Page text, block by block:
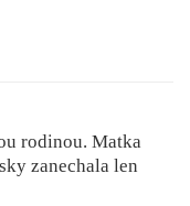
rodinou. Matka
zanechala len